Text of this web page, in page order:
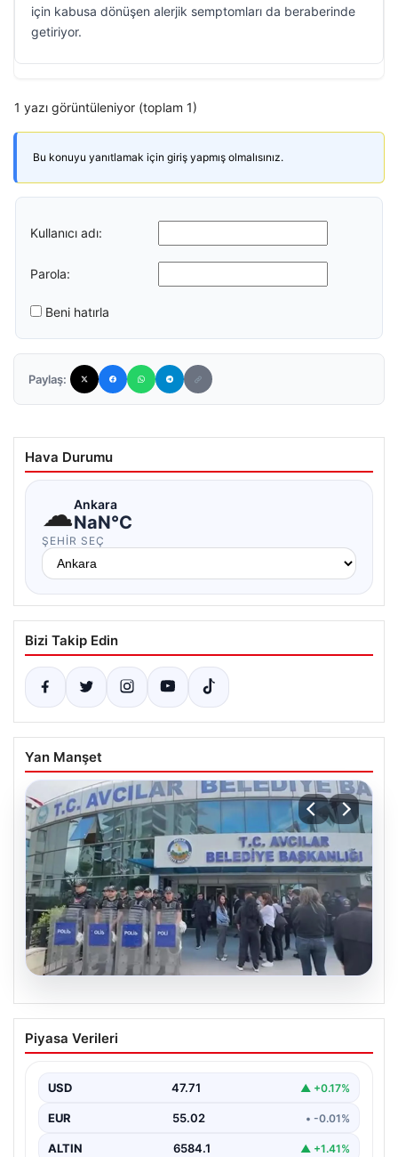
için kabusa dönüşen alerjik semptomları da beraberinde
getiriyor.
1 yazı görüntüleniyor (toplam 1)
Bu konuyu yanıtlamak için giriş yapmış olmalısınız.
Kullanıcı adı:
Parola:
Beni hatırla
Paylaş:
Hava Durumu
☁Ankara
NaN°C
ŞEHIR SEÇ
Bizi Takip Edin
Yan Manşet
05.08.2026
Avcılar Belediyesi’ne operasyon. 12
şüpheli gözaltına alındı
Piyasa Verileri
USD 47.71 ▲ +0.17%
EUR 55.02 • -0.01%
ALTIN 6584.1 ▲ +1.41%